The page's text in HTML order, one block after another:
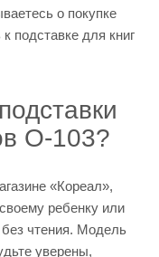
о покупке
подставке для книг
О-103?
«Кореал»,
ребенку или
без чтения. Модель
уверены,